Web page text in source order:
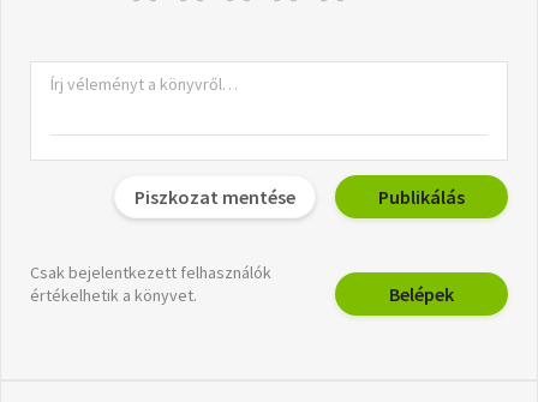
Piszkozat mentése Publikálás
Csak bejelentkezett felhasználók
értékelhetik a könyvet.
Belépek